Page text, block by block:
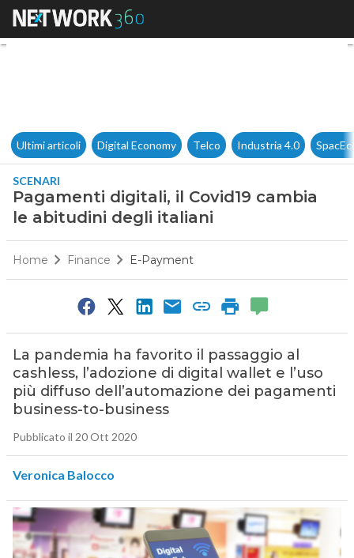
Pagamenti digitali, il
Ultimi articoli Digital Economy Telco Industria 4.0
SCENARI
Pagamenti digitali, il Covid19 cambia
le abitudini degli italiani
Home Finance E-Payment
La pandemia ha favorito il passaggio al
cashless, l’adozione di digital wallet e l’uso
più diffuso dell’automazione dei pagamenti
business-to-business
Pubblicato il 20 Ott 2020
Veronica Balocco